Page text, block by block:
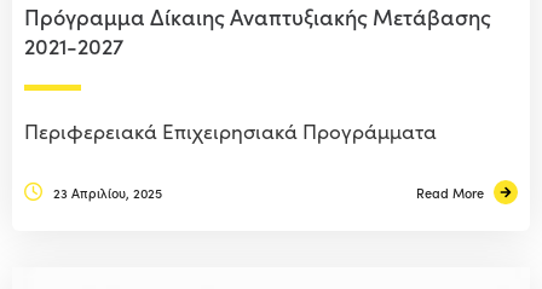
Πρόγραμμα Δίκαιης Αναπτυξιακής Μετάβασης
2021-2027
Περιφερειακά Επιχειρησιακά Προγράμματα
23 Απριλίου, 2025 Read More